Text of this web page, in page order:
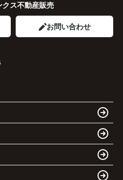
クス不動産販売
お問い合わせ